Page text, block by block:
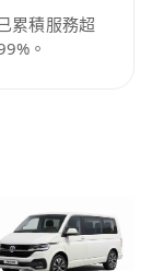
累積服務超
。